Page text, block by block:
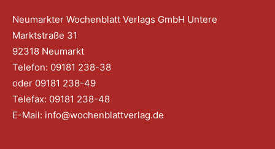
Neumarkter Wochenblatt Verlags GmbH Untere
Marktstraße 31
92318 Neumarkt
Telefon: 09181 238-38
oder 09181 238-49
Telefax: 09181 238-48
E-Mail: info@wochenblattverlag.de